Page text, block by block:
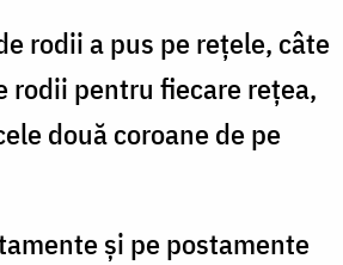
rodii a pus pe reţele, câte
rodii pentru fiecare reţea,
două coroane de pe
şi pe postamente